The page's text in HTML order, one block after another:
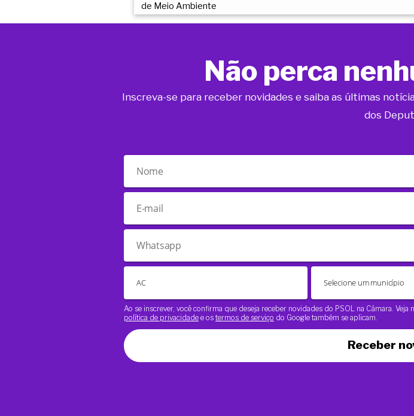
de Meio Ambiente
Não perca
Inscreva-se para receber novidades e saiba as últimas
dos
Ao se inscrever, você confirma que deseja receber novidades do PSOL na Câmara. Veja
política de privacidade e os termos de serviço do Google também se aplicam.
Receber